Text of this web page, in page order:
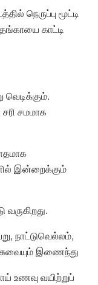
நெருப்பு மூட்டி
காட்டி
சமமாக
இன்றைக்கும்
நாட்டுவெல்லம்,
இணைந்து
உணவு வயிற்றுப்